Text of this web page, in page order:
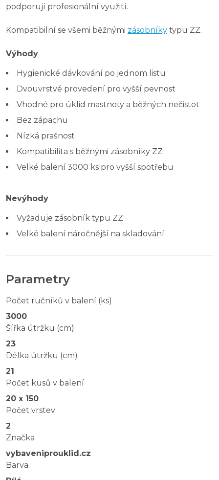
podporují profesionální využití.
Kompatibilní se všemi běžnými zásobníky typu ZZ.
Výhody
Hygienické dávkování po jednom listu
Dvouvrstvé provedení pro vyšší pevnost
Vhodné pro úklid mastnoty a běžných nečistot
Bez zápachu
Nízká prašnost
Kompatibilita s běžnými zásobníky ZZ
Velké balení 3000 ks pro vyšší spotřebu
Nevýhody
Vyžaduje zásobník typu ZZ
Velké balení náročnější na skladování
Parametry
Počet ručníků v balení (ks)
3000
Šířka útržku (cm)
23
Délka útržku (cm)
21
Počet kusů v balení
20 x 150
Počet vrstev
2
Značka
vybaveniprouklid.cz
Barva